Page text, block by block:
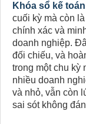
Khóa sổ kế toán
cuối kỳ mà còn
chính xác và
doanh nghiệp.
đối chiếu, và
trong một chu kỳ
nhiều doanh
và nhỏ, vẫn còn
sai sót không